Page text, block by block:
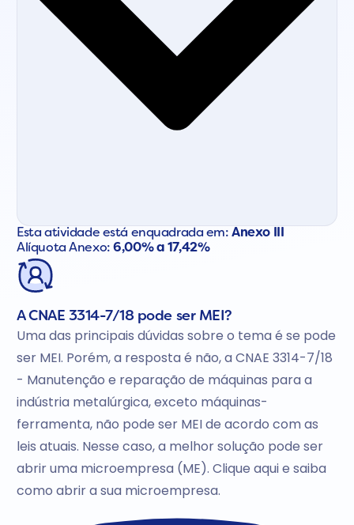
Esta atividade está enquadrada em:Anexo III
Alíquota Anexo:6,00% a 17,42%
A CNAE 3314-7/18 pode ser MEI?
Uma das principais dúvidas sobre o tema é se pode
ser MEI. Porém, a resposta é não, a CNAE 3314-7/18
- Manutenção e reparação de máquinas para a
indústria metalúrgica, exceto máquinas-
ferramenta, não pode ser MEI de acordo com as
leis atuais. Nesse caso, a melhor solução pode ser
abrir uma microempresa (ME). Clique aqui e saiba
como abrir a sua microempresa.